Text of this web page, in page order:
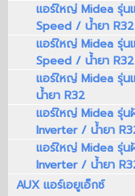
แอร์ใหญ่ Midea รุ่น
Speed / น้ำยา R32
แอร์ใหญ่ Midea รุ่น
Speed / น้ำยา
แอร์ใหญ่ Midea รุ่น
น้ำยา R32
แอร์ใหญ่ Midea รุ่น
Inverter / น้ำยา
แอร์ใหญ่ Midea รุ่น
Inverter / น้ำยา
AUX แอร์เอยูเอ็กซ์